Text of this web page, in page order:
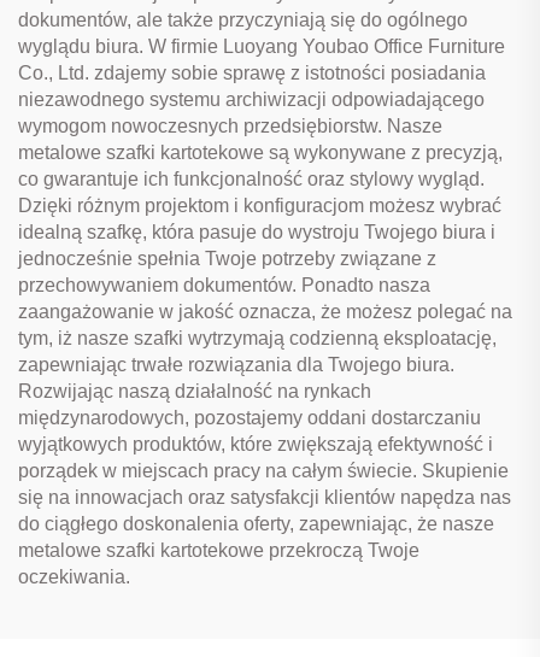
dokumentów, ale także przyczyniają się do ogólnego
wyglądu biura. W firmie Luoyang Youbao Office Furniture
Co., Ltd. zdajemy sobie sprawę z istotności posiadania
niezawodnego systemu archiwizacji odpowiadającego
wymogom nowoczesnych przedsiębiorstw. Nasze
metalowe szafki kartotekowe są wykonywane z precyzją,
co gwarantuje ich funkcjonalność oraz stylowy wygląd.
Dzięki różnym projektom i konfiguracjom możesz wybrać
idealną szafkę, która pasuje do wystroju Twojego biura i
jednocześnie spełnia Twoje potrzeby związane z
przechowywaniem dokumentów. Ponadto nasza
zaangażowanie w jakość oznacza, że możesz polegać na
tym, iż nasze szafki wytrzymają codzienną eksploatację,
zapewniając trwałe rozwiązania dla Twojego biura.
Rozwijając naszą działalność na rynkach
międzynarodowych, pozostajemy oddani dostarczaniu
wyjątkowych produktów, które zwiększają efektywność i
porządek w miejscach pracy na całym świecie. Skupienie
się na innowacjach oraz satysfakcji klientów napędza nas
do ciągłego doskonalenia oferty, zapewniając, że nasze
metalowe szafki kartotekowe przekroczą Twoje
oczekiwania.